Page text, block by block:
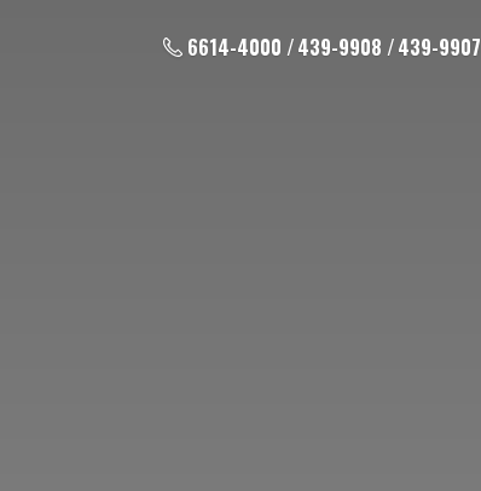
6614-4000 / 439-9908 / 439-9907